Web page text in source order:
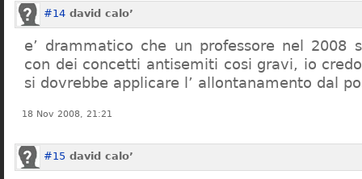
#14 david calo’
e’ drammatico che un professore nel 2008
con dei concetti antisemiti cosi gravi, io
si dovrebbe applicare l’ allontanamento dal
18 Nov 2008, 21:21
#15 david calo’